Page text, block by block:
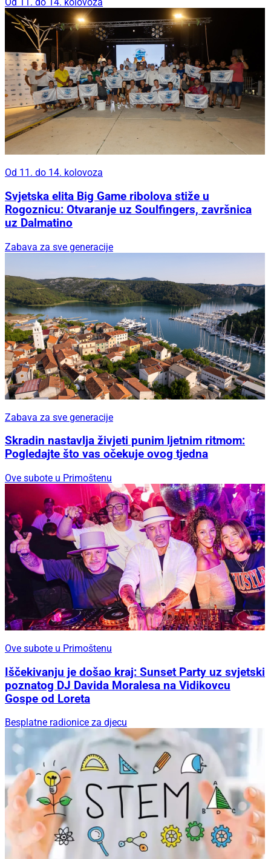
Od 11. do 14. kolovoza
Svjetska elita Big Game ribolova stiže u
Rogoznicu: Otvaranje uz Soulfingers, završnica
uz Dalmatino
Zabava za sve generacije
Zabava za sve generacije
Skradin nastavlja živjeti punim ljetnim ritmom:
Pogledajte što vas očekuje ovog tjedna
Ove subote u Primoštenu
Ove subote u Primoštenu
Iščekivanju je došao kraj: Sunset Party uz svjetski
poznatog DJ Davida Moralesa na Vidikovcu
Gospe od Loreta
Besplatne radionice za djecu